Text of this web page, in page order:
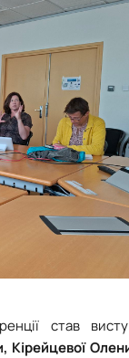
став
Кірейцевої